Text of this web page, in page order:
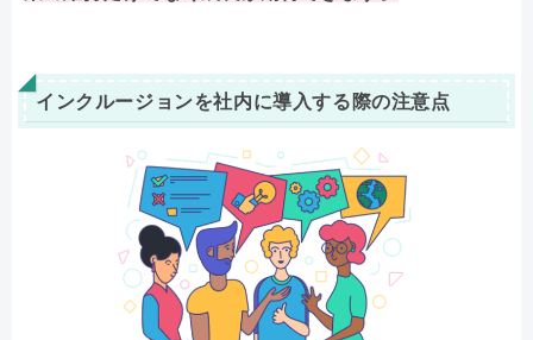
インクルージョンを社内に導入する際の注意点